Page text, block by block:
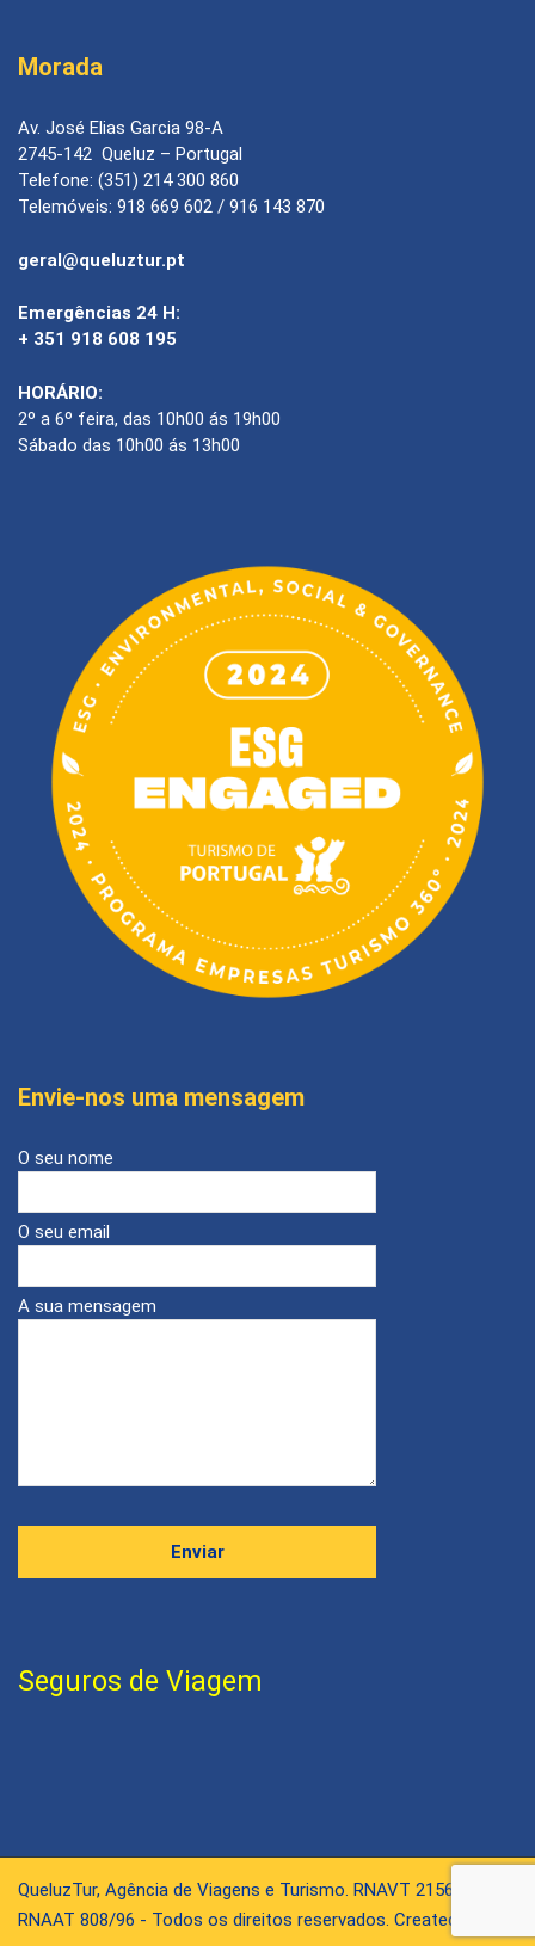
Morada
Av. José Elias Garcia 98-A
2745-142 Queluz – Portugal
Telefone: (351) 214 300 860
Telemóveis: 918 669 602 / 916 143 870
geral@queluztur.pt
Emergências 24 H:
+ 351 918 608 195
HORÁRIO:
2º a 6º feira, das 10h00 ás 19h00
Sábado das 10h00 ás 13h00
Envie-nos uma mensagem
O seu nome
O seu email
A sua mensagem
Seguros de Viagem
QueluzTur, Agência de Viagens e Turismo. RNAVT 2156 /
RNAAT 808/96 - Todos os direitos reservados. Created by